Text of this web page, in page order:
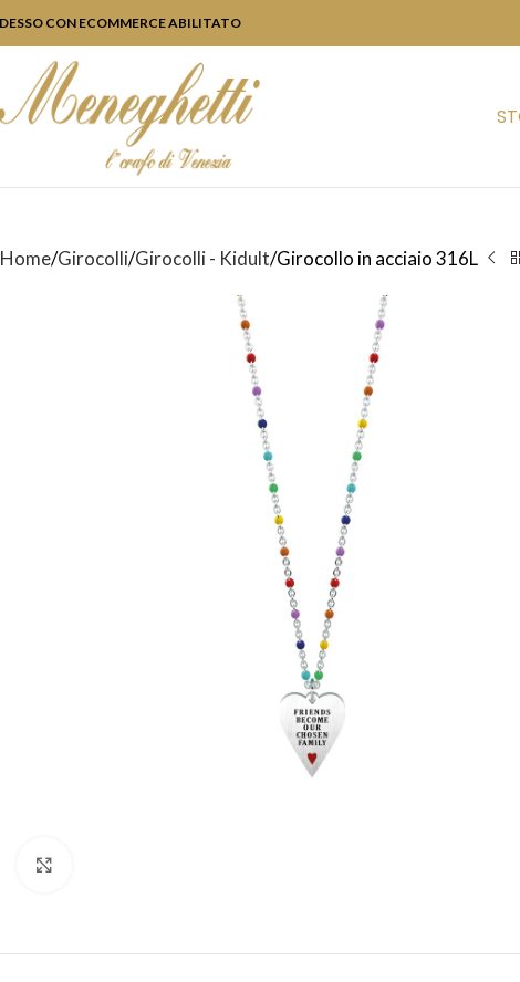
CON ECOMMERCE ABILITATO
Home Girocolli Girocolli - Kidult Girocollo in acciaio 316L